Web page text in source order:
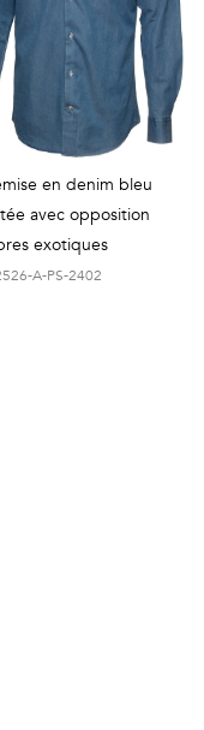
en denim bleu
avec opposition
exotiques
A-PS-2402